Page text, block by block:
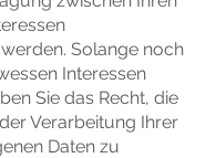
Solange noch
Interessen
Sie das Recht, die
Verarbeitung Ihrer
Daten zu